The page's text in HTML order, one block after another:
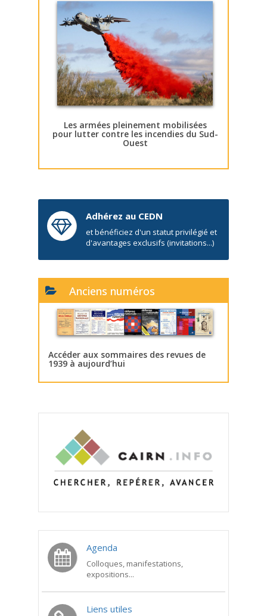
Les armées pleinement mobilisées
pour lutter contre les incendies du Sud-
Ouest
Adhérez au CEDN
et bénéficiez d'un statut privilégié et
d'avantages exclusifs (invitations...)
Anciens numéros
Accéder aux sommaires des revues de
1939 à aujourd’hui
Agenda
Colloques, manifestations,
expositions...
Liens utiles